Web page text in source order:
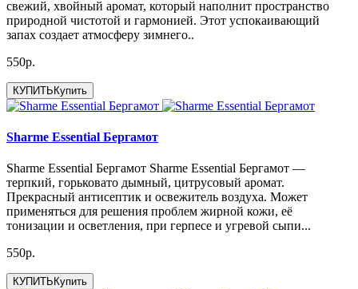
свежий, хвойный аромат, который наполнит пространство
природной чистотой и гармонией. Этот успокаивающий
запах создает атмосферу зимнего..
550р.
КУПИТЬКупить
Sharme Essential Бергамот
Sharme Essential Бергамот Sharme Essential Бергамот —
терпкий, горьковато дымный, цитрусовый аромат.
Прекрасный антисептик и освежитель воздуха. Может
применяться для решения проблем жирной кожи, её
тонизации и осветления, при герпесе и угревой сыпи...
550р.
КУПИТЬ Купить